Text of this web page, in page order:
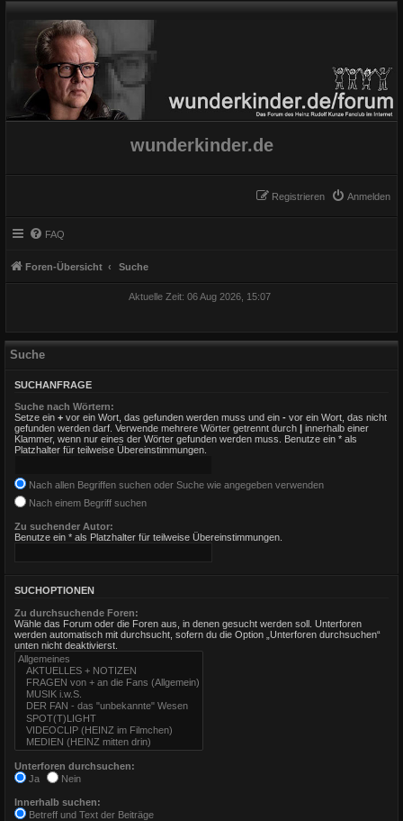
wunderkinder.de
Anmelden
Registrieren
FAQ
Foren-Übersicht Suche
Aktuelle Zeit: 06 Aug 2026, 15:07
Suche
SUCHANFRAGE
Suche nach Wörtern:
Setze ein + vor ein Wort, das gefunden werden muss und ein - vor ein Wort, das nicht
gefunden werden darf. Verwende mehrere Wörter getrennt durch | innerhalb einer
Klammer, wenn nur eines der Wörter gefunden werden muss. Benutze ein * als
Platzhalter für teilweise Übereinstimmungen.
Nach allen Begriffen suchen oder Suche wie angegeben verwenden
Nach einem Begriff suchen
Zu suchender Autor:
Benutze ein * als Platzhalter für teilweise Übereinstimmungen.
SUCHOPTIONEN
Zu durchsuchende Foren:
Wähle das Forum oder die Foren aus, in denen gesucht werden soll. Unterforen
werden automatisch mit durchsucht, sofern du die Option „Unterforen durchsuchen“
unten nicht deaktivierst.
Unterforen durchsuchen:
Ja
Nein
Innerhalb suchen:
Betreff und Text der Beiträge